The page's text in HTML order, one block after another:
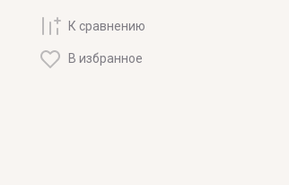
К сравнению
В избранное